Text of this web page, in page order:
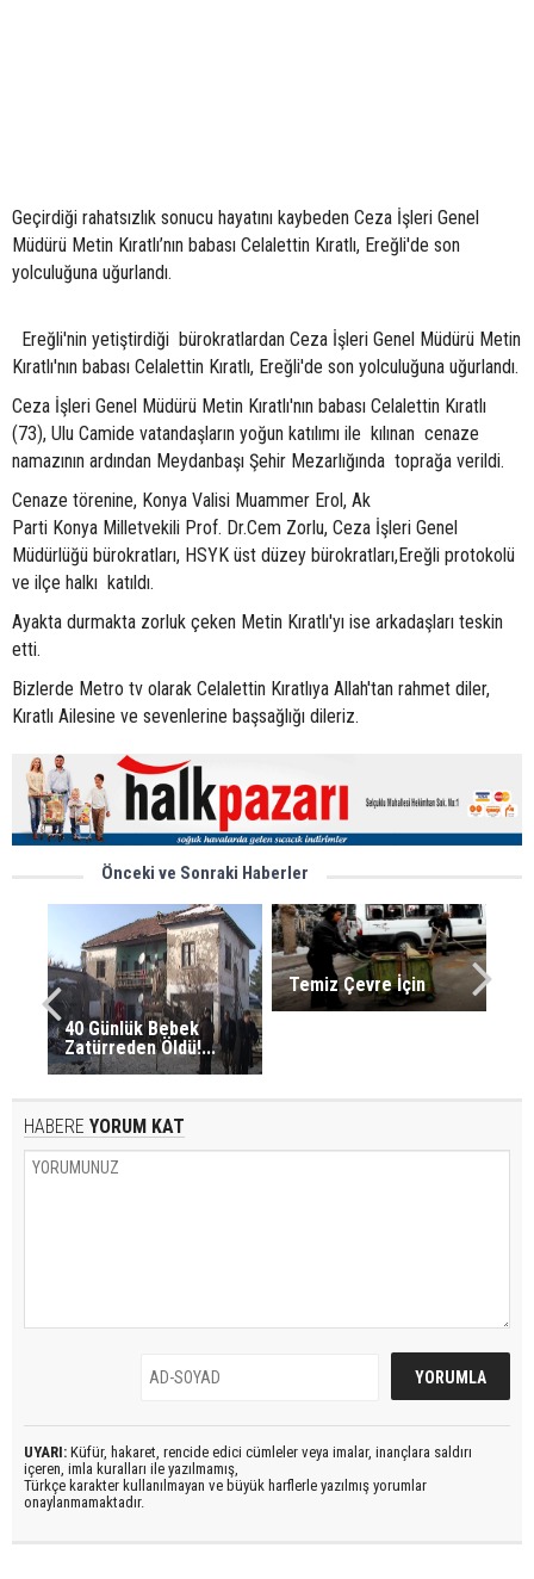
Geçirdiği rahatsızlık sonucu hayatını kaybeden Ceza İşleri Genel
Müdürü Metin Kıratlı’nın babası Celalettin Kıratlı, Ereğli'de son
yolculuğuna uğurlandı.
Ereğli'nin yetiştirdiği bürokratlardan Ceza İşleri Genel Müdürü Metin
Kıratlı'nın babası Celalettin Kıratlı, Ereğli'de son yolculuğuna uğurlandı.
Ceza İşleri Genel Müdürü Metin Kıratlı'nın babası Celalettin Kıratlı
(73), Ulu Camide vatandaşların yoğun katılımı ile kılınan cenaze
namazının ardından Meydanbaşı Şehir Mezarlığında toprağa verildi.
Cenaze törenine, Konya Valisi Muammer Erol, Ak
Parti Konya Milletvekili Prof. Dr.Cem Zorlu, Ceza İşleri Genel
Müdürlüğü bürokratları, HSYK üst düzey bürokratları,Ereğli protokolü
ve ilçe halkı katıldı.
Ayakta durmakta zorluk çeken Metin Kıratlı'yı ise arkadaşları teskin
etti.
Bizlerde Metro tv olarak Celalettin Kıratlıya Allah'tan rahmet diler,
Kıratlı Ailesine ve sevenlerine başsağlığı dileriz.
Önceki ve Sonraki Haberler
40 Günlük Bebek
Zatürreden Öldü!...
Temiz Çevre İçin
HABERE YORUM KAT
UYARI: Küfür, hakaret, rencide edici cümleler veya imalar, inançlara saldırı
içeren, imla kuralları ile yazılmamış,
Türkçe karakter kullanılmayan ve büyük harflerle yazılmış yorumlar
onaylanmamaktadır.